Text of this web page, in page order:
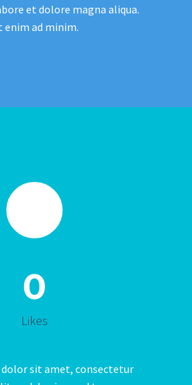
et dolore magna aliqua.
enim ad minim.
0
Likes
sit amet, consectetur